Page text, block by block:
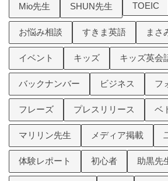
Mio先生 SHUN先生 TOEIC
お悩み相談 すきま英語 まさ
イベント キッズ キッズ英会
バックナンバー ビジネス フ
フレーズ プレスリリース ベ
マリリン先生 メディア掲載
体験レポート 初心者 助黒先